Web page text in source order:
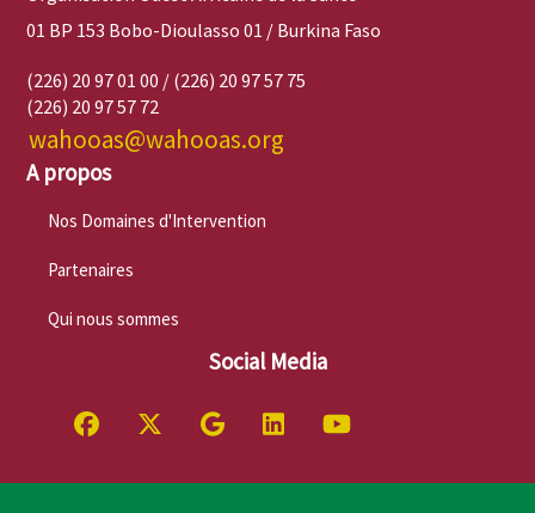
01 BP 153 Bobo-Dioulasso 01 / Burkina Faso
(226) 20 97 01 00 / (226) 20 97 57 75
(226) 20 97 57 72
wahooas@wahooas.org
A propos
Nos Domaines d'Intervention
Partenaires
Qui nous sommes
Social Media